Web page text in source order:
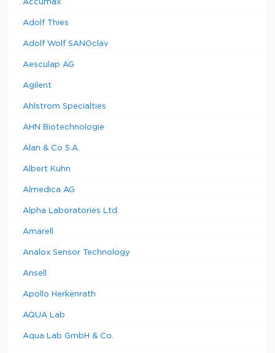
Accumax
Adolf Thies
Adolf Wolf SANOclav
Aesculap AG
Agilent
Ahlstrom Specialties
AHN Biotechnologie
Alan & Co S.A.
Albert Kuhn
Almedica AG
Alpha Laboratories Ltd.
Amarell
Analox Sensor Technology
Ansell
Apollo Herkenrath
AQUA Lab
Aqua Lab GmbH & Co.